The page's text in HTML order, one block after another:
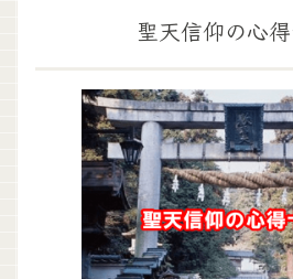
聖天信仰の心